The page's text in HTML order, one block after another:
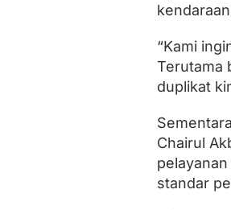
m
n
a
L
y
k
n
y
a
“Kami
Terutama
duplikat
Chairul
standar